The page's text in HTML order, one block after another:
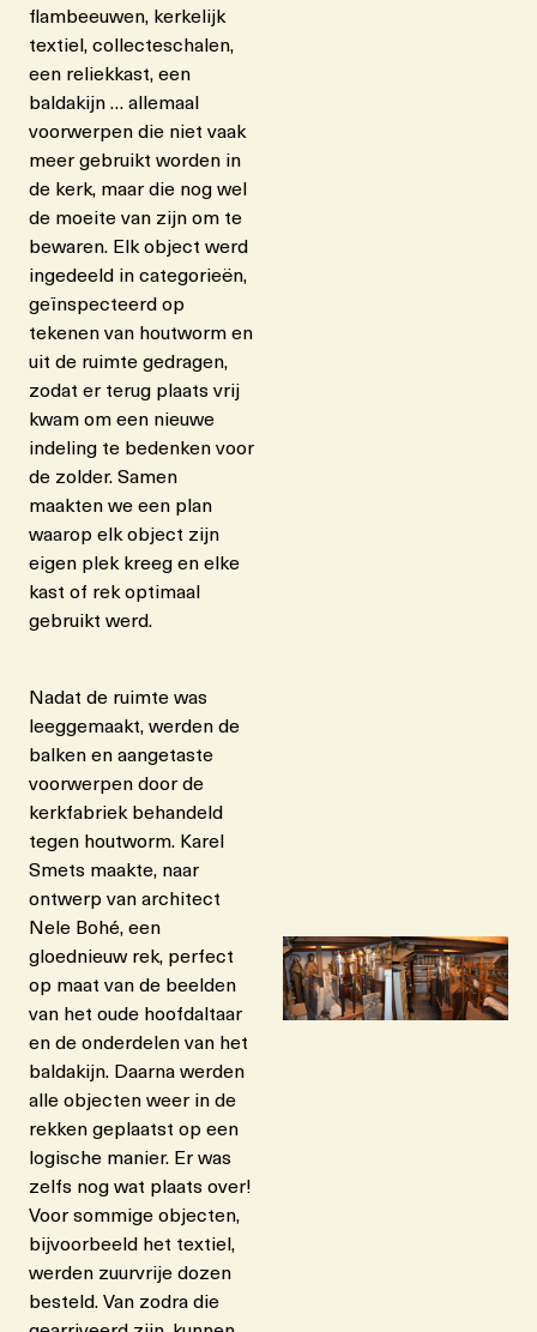
flambeeuwen, kerkelijk
textiel, collecteschalen,
een reliekkast, een
baldakijn … allemaal
voorwerpen die niet vaak
meer gebruikt worden in
de kerk, maar die nog wel
de moeite van zijn om te
bewaren. Elk object werd
ingedeeld in categorieën,
geïnspecteerd op
tekenen van houtworm en
uit de ruimte gedragen,
zodat er terug plaats vrij
kwam om een nieuwe
indeling te bedenken voor
de zolder. Samen
maakten we een plan
waarop elk object zijn
eigen plek kreeg en elke
kast of rek optimaal
gebruikt werd.
Nadat de ruimte was
leeggemaakt, werden de
balken en aangetaste
voorwerpen door de
kerkfabriek behandeld
tegen houtworm. Karel
Smets maakte, naar
ontwerp van architect
Nele Bohé, een
gloednieuw rek, perfect
op maat van de beelden
van het oude hoofdaltaar
en de onderdelen van het
baldakijn. Daarna werden
alle objecten weer in de
rekken geplaatst op een
logische manier. Er was
zelfs nog wat plaats over!
Voor sommige objecten,
bijvoorbeeld het textiel,
werden zuurvrije dozen
besteld. Van zodra die